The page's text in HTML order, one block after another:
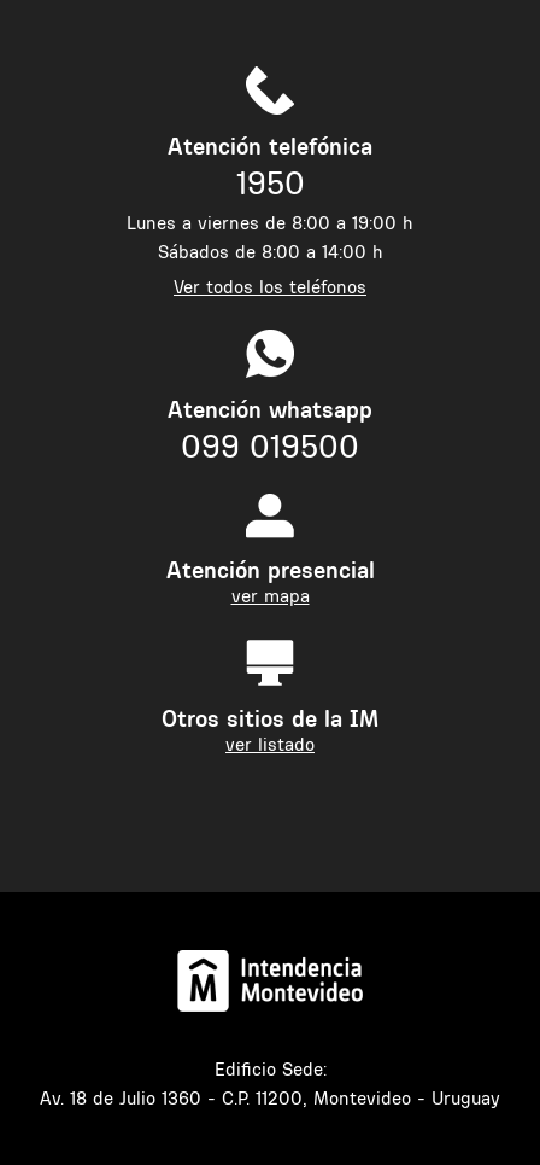
Atención telefónica
1950
Lunes a viernes de 8:00 a 19:00 h
Sábados de 8:00 a 14:00 h
Ver todos los teléfonos
Atención whatsapp
099 019500
Atención presencial
ver mapa
Otros sitios de la IM
ver listado
Edificio Sede:
Av. 18 de Julio 1360 - C.P. 11200, Montevideo - Uruguay